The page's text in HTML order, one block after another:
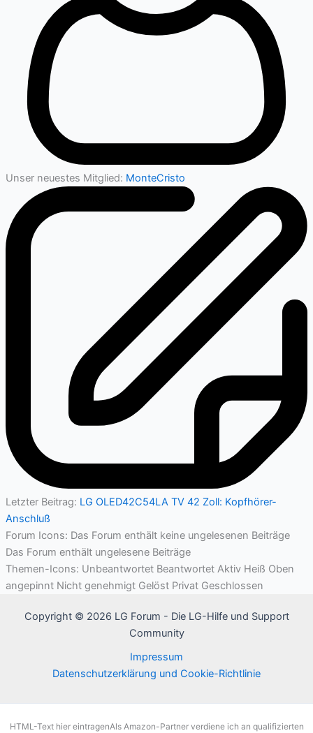
Unser neuestes Mitglied: MonteCristo
Letzter Beitrag: LG OLED42C54LA TV 42 Zoll: Kopfhörer-
Anschluß
Forum Icons: Das Forum enthält keine ungelesenen Beiträge
Das Forum enthält ungelesene Beiträge
Themen-Icons: Unbeantwortet Beantwortet Aktiv Heiß Oben
angepinnt Nicht genehmigt Gelöst Privat Geschlossen
Copyright © 2026 LG Forum - Die LG-Hilfe und Support
Community
Impressum
Datenschutzerklärung und Cookie-Richtlinie
HTML-Text hier eintragenAls Amazon-Partner verdiene ich an qualifizierten